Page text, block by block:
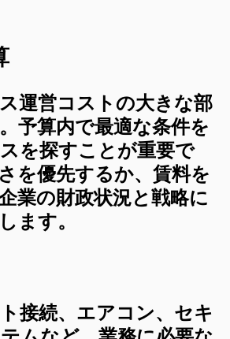
運営コストの大きな部
予算内で最適な条件を
を探すことが重要で
を優先するか、賃料を
業の財政状況と戦略に
ます。
接続、エアコン、セキ